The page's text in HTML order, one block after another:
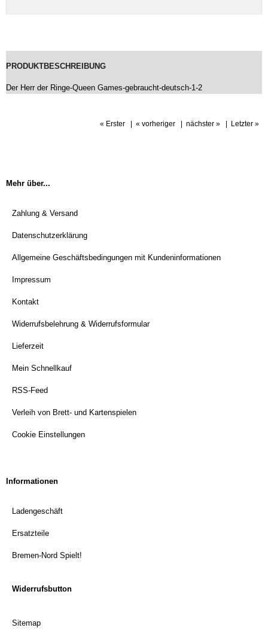
PRODUKTBESCHREIBUNG
Der Herr der Ringe-Queen Games-gebraucht-deutsch-1-2
« Erster « vorheriger nächster » Letzter »
Mehr über...
Zahlung & Versand
Datenschutzerklärung
Allgemeine Geschäftsbedingungen mit Kundeninformationen
Impressum
Kontakt
Widerrufsbelehrung & Widerrufsformular
Lieferzeit
Mein Schnellkauf
RSS-Feed
Verleih von Brett- und Kartenspielen
Cookie Einstellungen
Informationen
Ladengeschäft
Ersatzteile
Bremen-Nord Spielt!
Widerrufsbutton
Sitemap